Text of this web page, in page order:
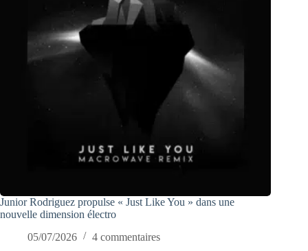
Junior Rodriguez propulse « Just Like You » dans une
nouvelle dimension électro
05/07/2026
4 commentaires